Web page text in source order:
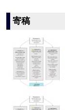
寄稿